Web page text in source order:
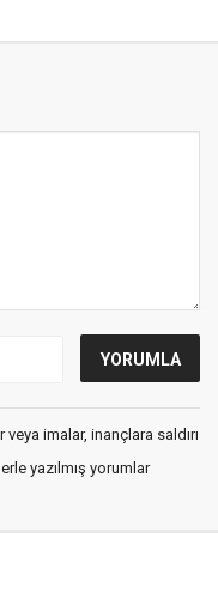
imalar, inançlara saldırı
yazılmış yorumlar